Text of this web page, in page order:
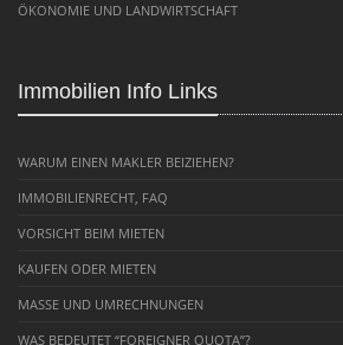
ÖKONOMIE UND LANDWIRTSCHAFT
Immobilien Info Links
WARUM EINEN MAKLER BEIZIEHEN?
IMMOBILIENRECHT, FAQ
VORSICHT BEIM MIETEN
KAUFEN ODER MIETEN
MASSE UND UMRECHNUNGEN
WAS BEDEUTET “FOREIGNER QUOTA”?